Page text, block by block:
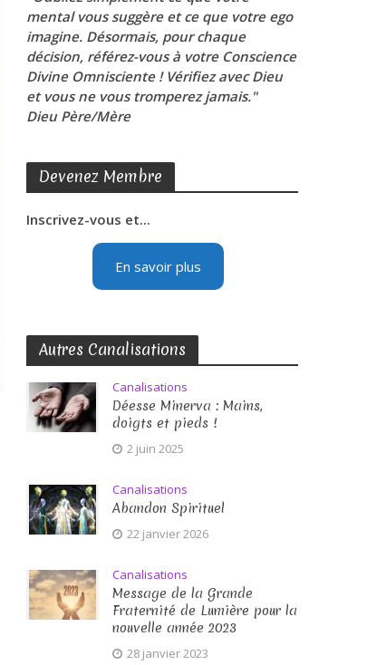
mental vous suggère et ce que votre ego
imagine. Désormais, pour chaque
décision, référez-vous à votre Conscience
Divine Omnisciente ! Vérifiez avec Dieu
et vous ne vous tromperez jamais."
Dieu Père/Mère
Devenez Membre
Inscrivez-vous et...
En savoir plus
Autres Canalisations
Canalisations
Déesse Minerva : Mains,
doigts et pieds !
2 juin 2025
Canalisations
Abandon Spirituel
22 janvier 2026
Canalisations
Message de la Grande
Fraternité de Lumière pour la
nouvelle année 2023
28 janvier 2023